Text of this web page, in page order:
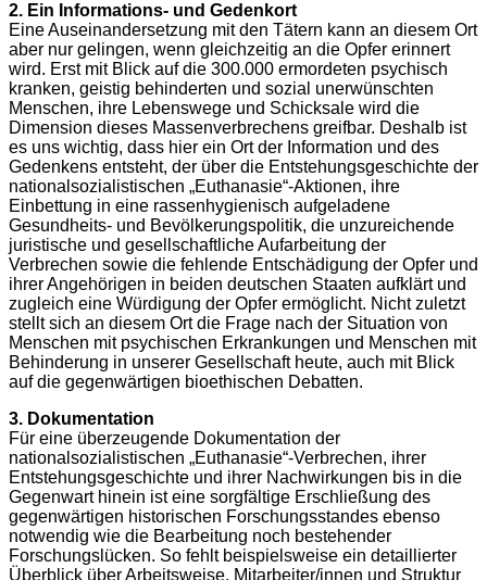
2. Ein Informations- und Gedenkort
Eine Auseinandersetzung mit den Tätern kann an diesem Ort
aber nur gelingen, wenn gleichzeitig an die Opfer erinnert
wird. Erst mit Blick auf die 300.000 ermordeten psychisch
kranken, geistig behinderten und sozial unerwünschten
Menschen, ihre Lebenswege und Schicksale wird die
Dimension dieses Massenverbrechens greifbar. Deshalb ist
es uns wichtig, dass hier ein Ort der Information und des
Gedenkens entsteht, der über die Entstehungsgeschichte der
nationalsozialistischen „Euthanasie“-Aktionen, ihre
Einbettung in eine rassenhygienisch aufgeladene
Gesundheits- und Bevölkerungspolitik, die unzureichende
juristische und gesellschaftliche Aufarbeitung der
Verbrechen sowie die fehlende Entschädigung der Opfer und
ihrer Angehörigen in beiden deutschen Staaten aufklärt und
zugleich eine Würdigung der Opfer ermöglicht. Nicht zuletzt
stellt sich an diesem Ort die Frage nach der Situation von
Menschen mit psychischen Erkrankungen und Menschen mit
Behinderung in unserer Gesellschaft heute, auch mit Blick
auf die gegenwärtigen bioethischen Debatten.
3. Dokumentation
Für eine überzeugende Dokumentation der
nationalsozialistischen „Euthanasie“-Verbrechen, ihrer
Entstehungsgeschichte und ihrer Nachwirkungen bis in die
Gegenwart hinein ist eine sorgfältige Erschließung des
gegenwärtigen historischen Forschungsstandes ebenso
notwendig wie die Bearbeitung noch bestehender
Forschungslücken. So fehlt beispielsweise ein detaillierter
Überblick über Arbeitsweise, Mitarbeiter/innen und Struktur